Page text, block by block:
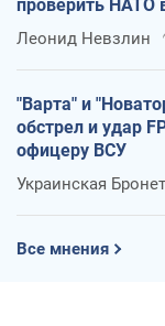
проверить НАТО
Леонид Невзлин
"Варта" и
обстрел и удар
офицеру ВСУ
Украинская
Все мнения